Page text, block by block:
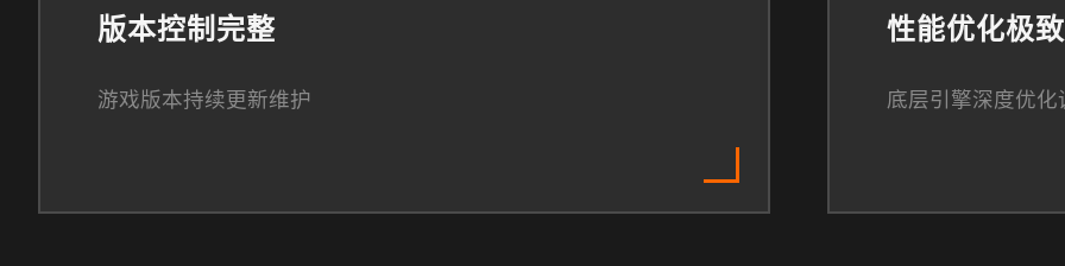
版本控制完整
游戏版本持续更新维护
性能优化极致
底层引擎深度优化